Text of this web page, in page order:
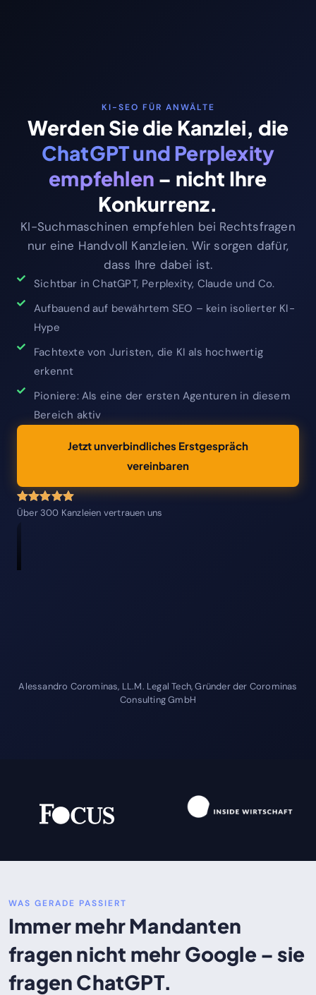
KI-SEO FÜR ANWÄLTE
Werden Sie die Kanzlei, die
ChatGPT und Perplexity
empfehlen – nicht Ihre
Konkurrenz.
KI-Suchmaschinen empfehlen bei Rechtsfragen
nur eine Handvoll Kanzleien. Wir sorgen dafür,
dass Ihre dabei ist.
Sichtbar in ChatGPT, Perplexity, Claude und Co.
Aufbauend auf bewährtem SEO – kein isolierter KI-
Hype
Fachtexte von Juristen, die KI als hochwertig
erkennt
Pioniere: Als eine der ersten Agenturen in diesem
Bereich aktiv
Jetzt unverbindliches Erstgespräch
vereinbaren
Über 300 Kanzleien vertrauen uns
Alessandro Corominas, LL.M. Legal Tech, Gründer der Corominas
Consulting GmbH
WAS GERADE PASSIERT
Immer mehr Mandanten
fragen nicht mehr Google – sie
fragen ChatGPT.